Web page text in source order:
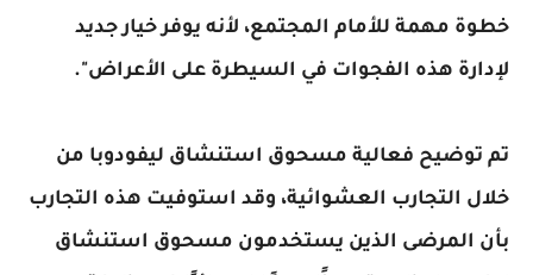
خطوة مهمة للأمام المجتمع، لأنه يوفر خيار جديد
لإدارة هذه الفجوات في السيطرة على الأعراض".
تم توضيح فعالية مسحوق استنشاق ليفودوبا من
خلال التجارب العشوائية، وقد استوفيت هذه التجارب
بأن المرضى الذين يستخدمون مسحوق استنشاق